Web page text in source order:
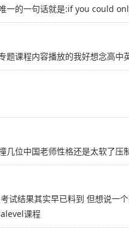
一的一句话就是:if you could
题课程内容播放的我好想念高中
几位中国老师性格还是太软了
试结果其实早已料到 但想说一
课程